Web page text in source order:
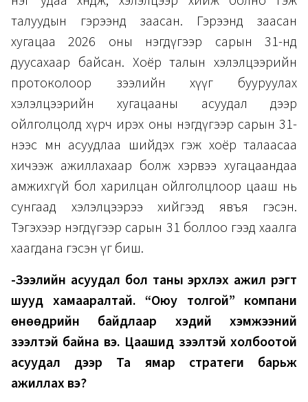
талуудын гэрээнд заасан. Гэрээнд заасан
хугацаа 2026 оны нэгдүгээр сарын 31-нд
дуусахаар байсан. Хоёр талын хэлэлцээрийн
протоколоор зээлийн хүүг бууруулах
хэлэлцээрийн хугацааны асуудал дээр
ойлголцолд хүрч ирэх оны нэгдүгээр сарын 31-
нээс өмнө асуудлаа шийдэх гэж хоёр талаасаа
хичээж ажиллахаар болж хэрвээ хугацаандаа
амжихгүй бол харилцан ойлголцлоор цааш нь
сунгаад хэлэлцээрээ хийгээд явъя гэсэн.
Тэгэхээр нэгдүгээр сарын 31 боллоо гээд хаалга
хаагдана гэсэн үг биш.
-Зээлийн асуудал бол таны эрхлэх ажил үүрэгт
шууд хамааралтай. “Оюу толгой” компани
өнөөдрийн байдлаар хэдий хэмжээний
зээлтэй байна вэ. Цаашид зээлтэй холбоотой
асуудал дээр Та ямар стратеги барьж
ажиллах вэ?